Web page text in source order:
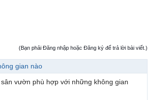
(Bạn phải Đăng nhập hoặc Đăng ký để trả lời bài viết.)
gian nào
vườn phù hợp với những không gian